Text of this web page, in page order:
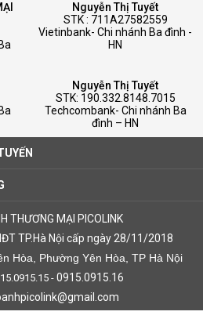
Nguyễn Thị Tuyết
STK : 711A27582559
Vietinbank- Chi nhánh Ba đình -
HN
Nguyễn Thị Tuyết
STK: 190.332.8148.7015
Techcombank- Chi nhánh Ba
đình – HN
THƯƠNG MẠI PICOLINK
TP.Hà Nội cấp ngày 28/11/2018
Hòa, Phường Yên Hòa, TP Hà Nội
- 0915.0915.16